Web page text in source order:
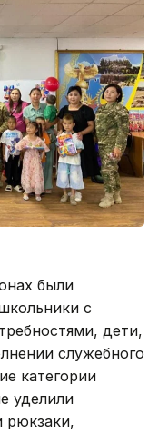
были
с
дети,
служебного
категории
уделили
рюкзаки,